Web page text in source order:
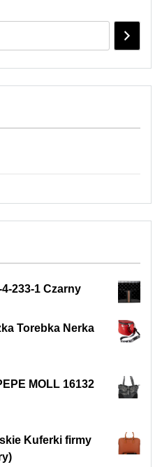
233-1 Czarny
Torebka Nerka
MOLL 16132
Kuferki firmy